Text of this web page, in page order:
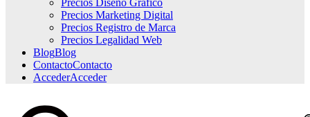
Precios Diseño Gráfico
Precios Marketing Digital
Precios Registro de Marca
Precios Legalidad Web
BlogBlog
ContactoContacto
AccederAcceder